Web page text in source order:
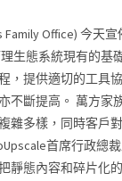
Family Office) 今
生態系統現有的
，提供適切的工
斷提高。 萬方
雜多樣，同時客
首席行政
靜態內容和碎片化